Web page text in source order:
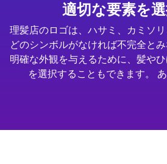
適切な要素を
理髪店のロゴは、ハサミ、カミソ
どのシンボルがなければ不完全とみ
明確な外観を与えるために、髪や
を選択することもできます。